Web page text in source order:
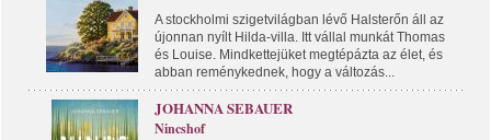
A stockholmi szigetvilágban lévő Halsterőn áll az
újonnan nyílt Hilda-villa. Itt vállal munkát Thomas
és Louise. Mindkettejüket megtépázta az élet, és
abban reménykednek, hogy a változás...
JOHANNA SEBAUER
Nincshof